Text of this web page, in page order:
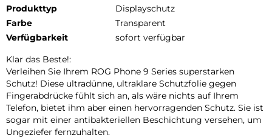
Produkttyp
Displayschutz
Farbe
Transparent
Verfügbarkeit
sofort verfügbar
Klar das Beste!:
Verleihen Sie Ihrem ROG Phone 9 Series superstarken
Schutz! Diese ultradünne, ultraklare Schutzfolie gegen
Fingerabdrücke fühlt sich an, als wäre nichts auf Ihrem
Telefon, bietet ihm aber einen hervorragenden Schutz. Sie ist
sogar mit einer antibakteriellen Beschichtung versehen, um
Ungeziefer fernzuhalten.